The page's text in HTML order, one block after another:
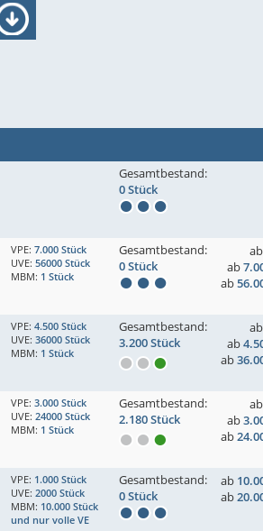
Gesamtbestand:
0 Stück
VPE: 7.000 Stück
UVE: 56000 Stück
MBM: 1 Stück
Gesamtbestand:
0 Stück
ab
ab
ab
VPE: 4.500 Stück
UVE: 36000 Stück
MBM: 1 Stück
Gesamtbestand:
3.200 Stück
ab
ab
ab
VPE: 3.000 Stück
UVE: 24000 Stück
MBM: 1 Stück
Gesamtbestand:
2.180 Stück
ab
ab
ab
VPE: 1.000 Stück
UVE: 2000 Stück
MBM: 10.000 Stück
und nur volle VE
Gesamtbestand:
0 Stück
ab
ab